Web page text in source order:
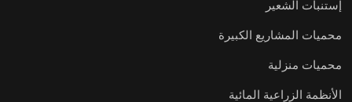
إستنبات الشعير
محميات المشاريع الكبيرة
محميات منزلية
الأنظمة الزراعية المائية